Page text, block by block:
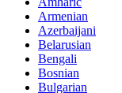
Armenian
Azerbaijani
Belarusian
Bengali
Bosnian
Bulgarian